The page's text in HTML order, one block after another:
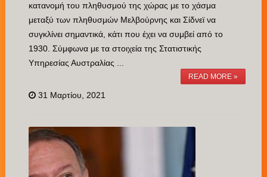
κατανομή του πληθυσμού της χώρας με το χάσμα
μεταξύ των πληθυσμών Μελβούρνης και Σίδνεϊ να
συγκλίνει σημαντικά, κάτι που έχει να συμβεί από το
1930. Σύμφωνα με τα στοιχεία της Στατιστικής
Υπηρεσίας Αυστραλίας ...
READ MORE »
31 Μαρτίου, 2021